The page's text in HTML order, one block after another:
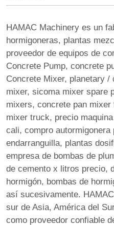
HAMAC Machinery es un
hormigoneras, plantas
proveedor de equipos de
Concrete Pump, concrete
Concrete Mixer, planetary /
mixer, sicoma mixer spare
mixers, concrete pan mixer
mixer truck, precio
cali, compro autormigonera
endarranguilla, plantas
empresa de bombas de
de cemento x litros precio,
hormigón, bombas de
así sucesivamente.
sur de Asia, América del
como proveedor confiable